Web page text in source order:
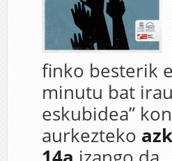
finko besterik
minutu bat
eskubidea”
aurkezteko